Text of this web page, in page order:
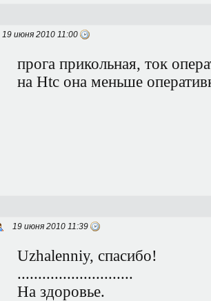
19 июня 2010 11:00
прога прикольная, ток
на Htc она меньше
19 июня 2010 11:39
Uzhalenniy, спасибо!
............................
На здоровье.